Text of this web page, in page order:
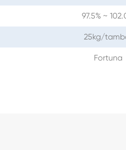
97.5% ~
25kg/
Fortuna